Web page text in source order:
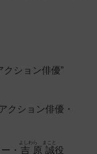
クション俳優”
クション俳優・
・ 吉原誠
よしわら まこと
役